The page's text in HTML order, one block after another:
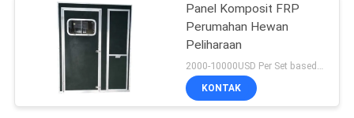
Panel Komposit FRP
Perumahan Hewan
Peliharaan
2000-10000USD Per Set based on Spec MOQ:5 set
KONTAK